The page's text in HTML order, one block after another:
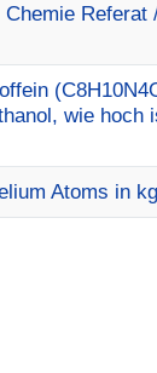
Referat
wie hoch
Atoms in